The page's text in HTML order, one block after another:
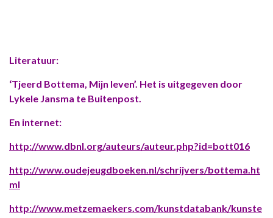
Literatuur:
‘Tjeerd Bottema, Mijn leven’. Het is uitgegeven door
Lykele Jansma te Buitenpost.
En internet:
http://www.dbnl.org/auteurs/auteur.php?id=bott016
http://www.oudejeugdboeken.nl/schrijvers/bottema.ht
ml
http://www.metzemaekers.com/kunstdatabank/kunste